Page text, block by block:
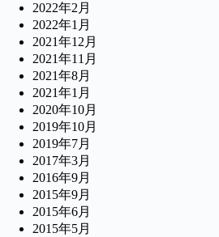
2022年2月
2022年1月
2021年12月
2021年11月
2021年8月
2021年1月
2020年10月
2019年10月
2019年7月
2017年3月
2016年9月
2015年9月
2015年6月
2015年5月